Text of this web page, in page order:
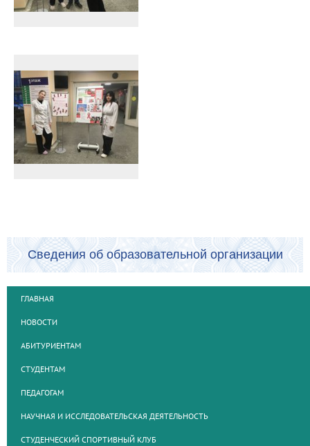
Сведения об образовательной организации
ГЛАВНАЯ
НОВОСТИ
АБИТУРИЕНТАМ
СТУДЕНТАМ
ПЕДАГОГАМ
НАУЧНАЯ И ИССЛЕДОВАТЕЛЬСКАЯ ДЕЯТЕЛЬНОСТЬ
СТУДЕНЧЕСКИЙ СПОРТИВНЫЙ КЛУБ